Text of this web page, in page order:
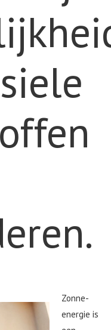
Zonne-
energie is